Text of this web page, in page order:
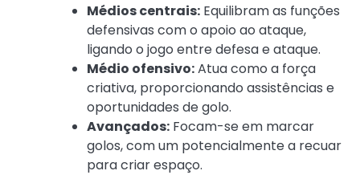
Médios centrais: Equilibram as funções
defensivas com o apoio ao ataque,
ligando o jogo entre defesa e ataque.
Médio ofensivo:Atua como a força
criativa, proporcionando assistências e
oportunidades de golo.
Avançados: Focam-se em marcar
golos, com um potencialmente a recuar
para criar espaço.